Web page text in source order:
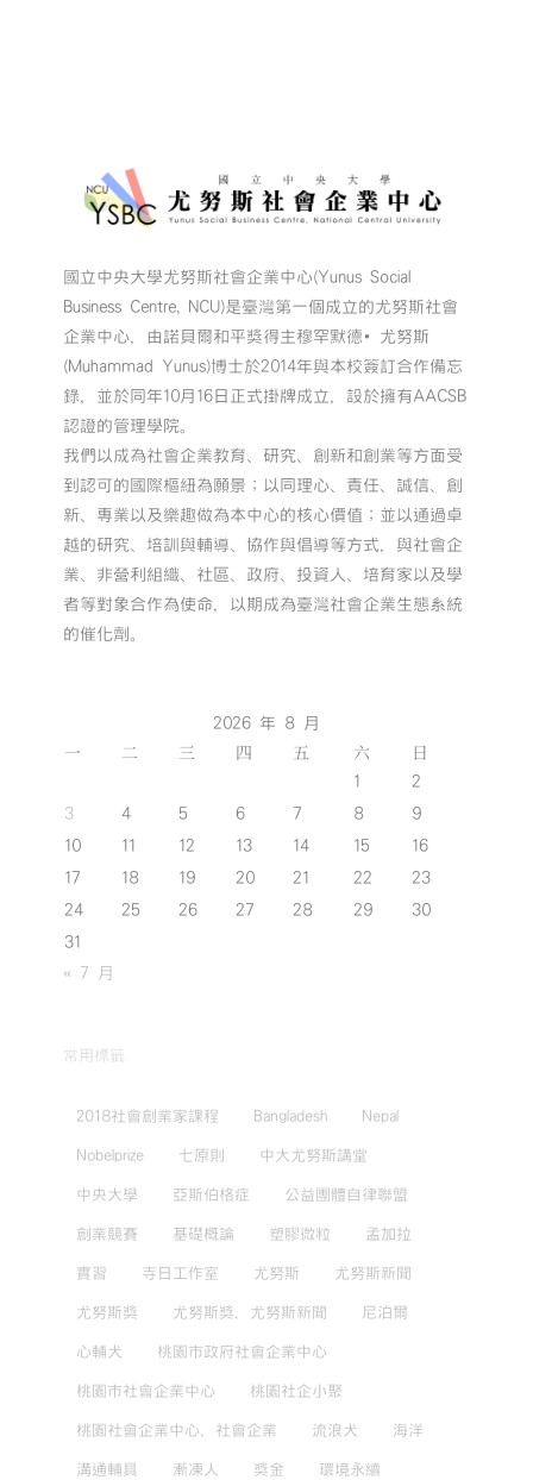
國立中央大學尤努斯社會企業中心(Yunus Social
Business Centre, NCU)是臺灣第一個成立的尤努斯社會
企業中心，由諾貝爾和平獎得主穆罕默德•尤努斯
(Muhammad Yunus)博士於2014年與本校簽訂合作備忘
錄，並於同年10月16日正式掛牌成立，設於擁有AACSB
認證的管理學院。
我們以成為社會企業教育、研究、創新和創業等方面受
到認可的國際樞紐為願景；以同理心、責任、誠信、創
新、專業以及樂趣做為本中心的核心價值；並以通過卓
越的研究、培訓與輔導、協作與倡導等方式，與社會企
業、非營利組織、社區、政府、投資人、培育家以及學
者等對象合作為使命，以期成為臺灣社會企業生態系統
的催化劑。
2026 年 8 月
一 二 三 四 五 六 日
1
2
3
4 5 6 7 8
9
10
11 12 13 14 15
16
17
18 19 20 21 22
23
24
25 26 27 28 29
30
31
« 7 月
常用標籤
2018社會創業家課程 Bangladesh Nepal
Nobelprize 七原則 中大尤努斯講堂
中央大學 亞斯伯格症 公益團體自律聯盟
創業競賽 基礎概論 塑膠微粒 孟加拉
實習 寺日工作室 尤努斯 尤努斯新聞
尤努斯獎 尤努斯獎，尤努斯新聞 尼泊爾
心輔犬 桃園市政府社會企業中心
桃園市社會企業中心 桃園社企小聚
桃園社會企業中心，社會企業 流浪犬 海洋
溝通輔具 漸凍人 獎金 環境永續